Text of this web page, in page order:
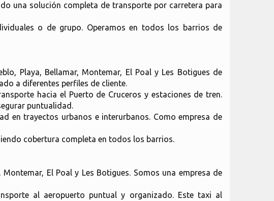
una solución completa de transporte por carretera para
o de grupo. Operamos en todos los barrios de
Playa, Bellamar, Montemar, El Poal y Les Botigues de
a diferentes perfiles de cliente.
hacia el Puerto de Cruceros y estaciones de tren.
puntualidad.
en trayectos urbanos e interurbanos. Como empresa de
cobertura completa en todos los barrios.
El Poal y Les Botigues. Somos una empresa de
al aeropuerto puntual y organizado. Este taxi al